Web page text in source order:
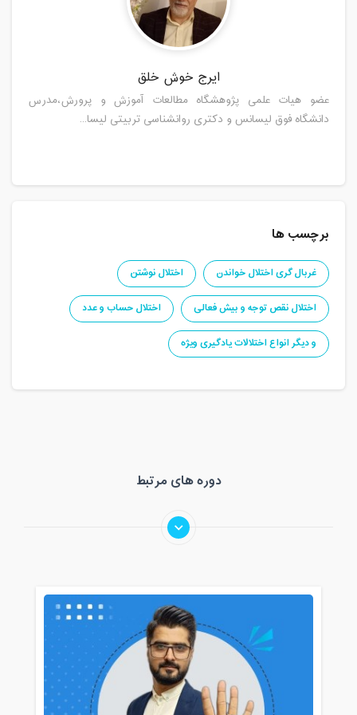
ایرج خوش خلق
عضو هیات علمی پژوهشگاه مطالعات آموزش و پرورش،مدرس
دانشگاه فوق لیسانس و دکتری روانشناسی تربیتی لیسا...
برچسب ها
غربال گری اختلال خواندن
اختلال نوشتن
اختلال نقص توجه و بیش فعالی
اختلال حساب و عدد
و دیگر انواع اختلالات یادگیری ویژه
دوره های مرتبط